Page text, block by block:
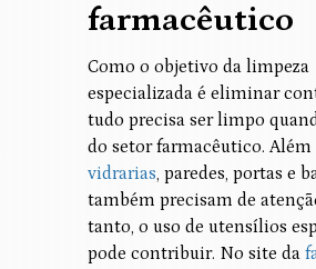
farmacêutico
Como o objetivo da limpeza
especializada é eliminar
tudo precisa ser limpo
do setor farmacêutico. Além
vidrarias, paredes, portas e
também precisam de
tanto, o uso de utensílios
pode contribuir. No site da